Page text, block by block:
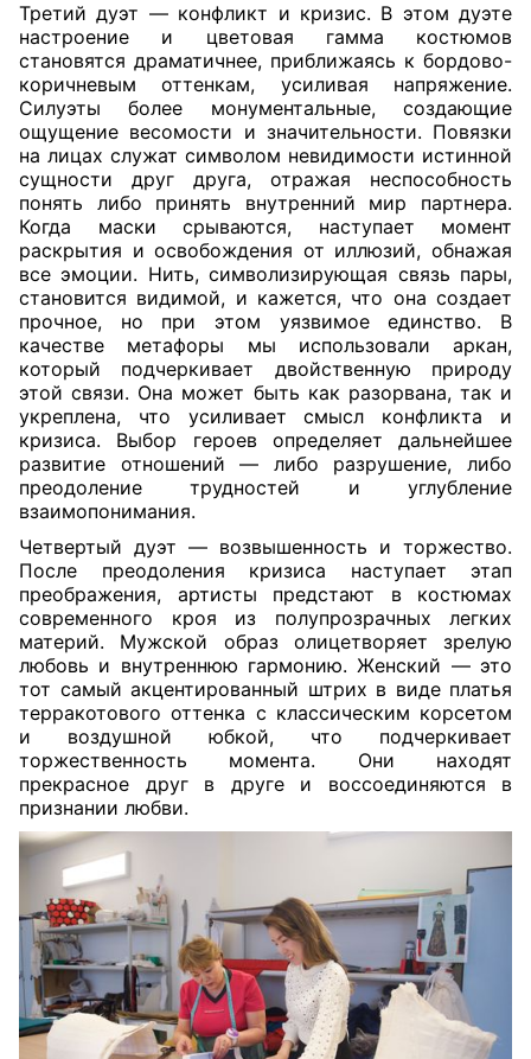
Третий дуэт — конфликт и кризис. В этом дуэте
настроение и цветовая гамма костюмов
становятся драматичнее, приближаясь к бордово-
коричневым оттенкам, усиливая напряжение.
Силуэты более монументальные, создающие
ощущение весомости и значительности. Повязки
на лицах служат символом невидимости истинной
сущности друг друга, отражая неспособность
понять либо принять внутренний мир партнера.
Когда маски срываются, наступает момент
раскрытия и освобождения от иллюзий, обнажая
все эмоции. Нить, символизирующая связь пары,
становится видимой, и кажется, что она создает
прочное, но при этом уязвимое единство. В
качестве метафоры мы использовали аркан,
который подчеркивает двойственную природу
этой связи. Она может быть как разорвана, так и
укреплена, что усиливает смысл конфликта и
кризиса. Выбор героев определяет дальнейшее
развитие отношений — либо разрушение, либо
преодоление трудностей и углубление
взаимопонимания.
Четвертый дуэт — возвышенность и торжество.
После преодоления кризиса наступает этап
преображения, артисты предстают в костюмах
современного кроя из полупрозрачных легких
материй. Мужской образ олицетворяет зрелую
любовь и внутреннюю гармонию. Женский — это
тот самый акцентированный штрих в виде платья
терракотового оттенка с классическим корсетом
и воздушной юбкой, что подчеркивает
торжественность момента. Они находят
прекрасное друг в друге и воссоединяются в
признании любви.